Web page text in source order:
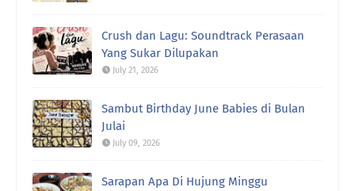
sukaaaaa🥰🤗
Rawiwa:Weekend kami jarang breakfast kat luar...
biasa br ...
Rawiwa:Taksabar juga nak bersara huhu
uncle gedek:Terus rasa remaja semula kan?
Crush dan Lagu: Soundtrack Perasaan
Yang Sukar Dilupakan
July 21, 2026
Sambut Birthday June Babies di Bulan
Julai
July 09, 2026
Sarapan Apa Di Hujung Minggu